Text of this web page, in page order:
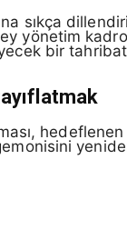
sıkça
yönetim
bir